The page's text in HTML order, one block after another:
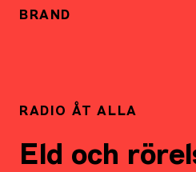
BRAND
RADIO ÅT ALLA
Eld och